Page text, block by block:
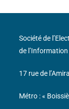
Société de
de
17 rue de
Métro : «